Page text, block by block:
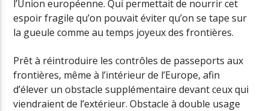
l’Union européenne. Qui permettait de nourrir cet
espoir fragile qu’on pouvait éviter qu’on se tape sur
la gueule comme au temps joyeux des frontières.
Prêt à réintroduire les contrôles de passeports aux
frontières, même à l’intérieur de l’Europe, afin
d’élever un obstacle supplémentaire devant ceux qui
viendraient de l’extérieur. Obstacle à double usage